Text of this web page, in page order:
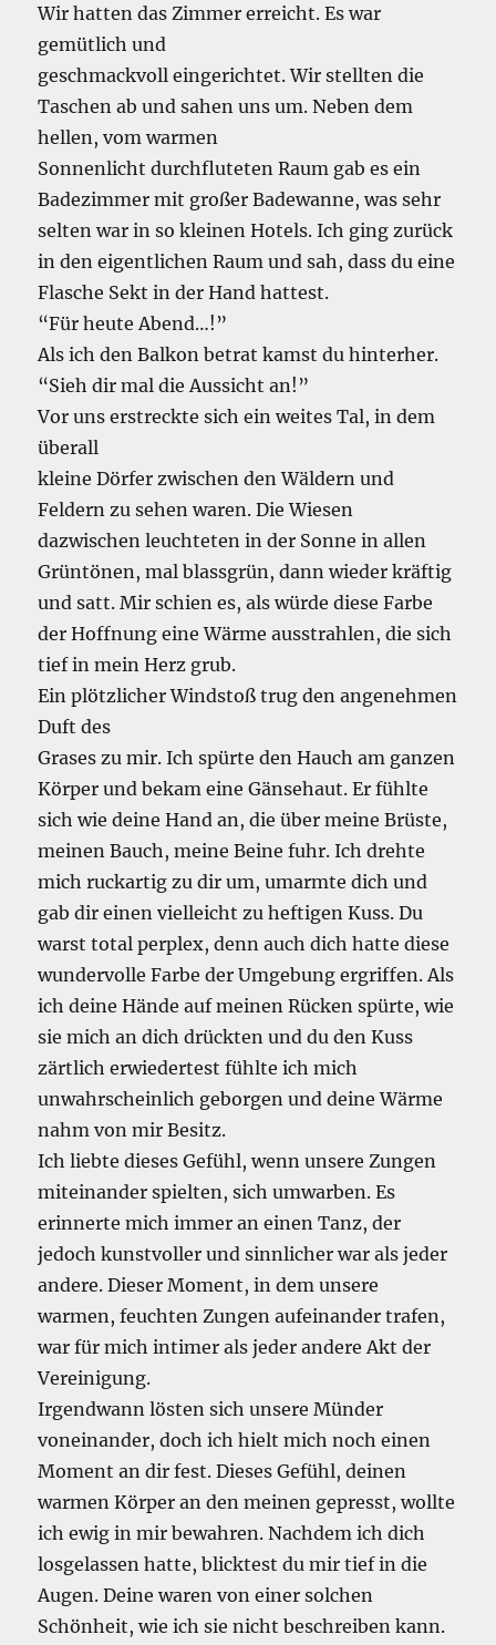
Wir hatten das Zimmer erreicht. Es war
gemütlich und
geschmackvoll eingerichtet. Wir stellten die
Taschen ab und sahen uns um. Neben dem
hellen, vom warmen
Sonnenlicht durchfluteten Raum gab es ein
Badezimmer mit großer Badewanne, was sehr
selten war in so kleinen Hotels. Ich ging zurück
in den eigentlichen Raum und sah, dass du eine
Flasche Sekt in der Hand hattest.
“Für heute Abend…!”
Als ich den Balkon betrat kamst du hinterher.
“Sieh dir mal die Aussicht an!”
Vor uns erstreckte sich ein weites Tal, in dem
überall
kleine Dörfer zwischen den Wäldern und
Feldern zu sehen waren. Die Wiesen
dazwischen leuchteten in der Sonne in allen
Grüntönen, mal blassgrün, dann wieder kräftig
und satt. Mir schien es, als würde diese Farbe
der Hoffnung eine Wärme ausstrahlen, die sich
tief in mein Herz grub.
Ein plötzlicher Windstoß trug den angenehmen
Duft des
Grases zu mir. Ich spürte den Hauch am ganzen
Körper und bekam eine Gänsehaut. Er fühlte
sich wie deine Hand an, die über meine Brüste,
meinen Bauch, meine Beine fuhr. Ich drehte
mich ruckartig zu dir um, umarmte dich und
gab dir einen vielleicht zu heftigen Kuss. Du
warst total perplex, denn auch dich hatte diese
wundervolle Farbe der Umgebung ergriffen. Als
ich deine Hände auf meinen Rücken spürte, wie
sie mich an dich drückten und du den Kuss
zärtlich erwiedertest fühlte ich mich
unwahrscheinlich geborgen und deine Wärme
nahm von mir Besitz.
Ich liebte dieses Gefühl, wenn unsere Zungen
miteinander spielten, sich umwarben. Es
erinnerte mich immer an einen Tanz, der
jedoch kunstvoller und sinnlicher war als jeder
andere. Dieser Moment, in dem unsere
warmen, feuchten Zungen aufeinander trafen,
war für mich intimer als jeder andere Akt der
Vereinigung.
Irgendwann lösten sich unsere Münder
voneinander, doch ich hielt mich noch einen
Moment an dir fest. Dieses Gefühl, deinen
warmen Körper an den meinen gepresst, wollte
ich ewig in mir bewahren. Nachdem ich dich
losgelassen hatte, blicktest du mir tief in die
Augen. Deine waren von einer solchen
Schönheit, wie ich sie nicht beschreiben kann.